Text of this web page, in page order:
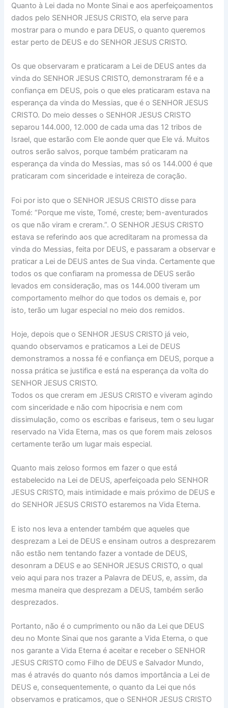
Quanto à Lei dada no Monte Sinai e aos aperfeiçoamentos
dados pelo SENHOR JESUS CRISTO, ela serve para
mostrar para o mundo e para DEUS, o quanto queremos
estar perto de DEUS e do SENHOR JESUS CRISTO.
Os que observaram e praticaram a Lei de DEUS antes da
vinda do SENHOR JESUS CRISTO, demonstraram fé e a
confiança em DEUS, pois o que eles praticaram estava na
esperança da vinda do Messias, que é o SENHOR JESUS
CRISTO. Do meio desses o SENHOR JESUS CRISTO
separou 144.000, 12.000 de cada uma das 12 tribos de
Israel, que estarão com Ele aonde quer que Ele vá. Muitos
outros serão salvos, porque também praticaram na
esperança da vinda do Messias, mas só os 144.000 é que
praticaram com sinceridade e inteireza de coração.
Foi por isto que o SENHOR JESUS CRISTO disse para
Tomé: “Porque me viste, Tomé, creste; bem-aventurados
os que não viram e creram.”. O SENHOR JESUS CRISTO
estava se referindo aos que acreditaram na promessa da
vinda do Messias, feita por DEUS, e passaram a observar e
praticar a Lei de DEUS antes de Sua vinda. Certamente que
todos os que confiaram na promessa de DEUS serão
levados em consideração, mas os 144.000 tiveram um
comportamento melhor do que todos os demais e, por
isto, terão um lugar especial no meio dos remidos.
Hoje, depois que o SENHOR JESUS CRISTO já veio,
quando observamos e praticamos a Lei de DEUS
demonstramos a nossa fé e confiança em DEUS, porque a
nossa prática se justifica e está na esperança da volta do
SENHOR JESUS CRISTO.
Todos os que creram em JESUS CRISTO e viveram agindo
com sinceridade e não com hipocrisia e nem com
dissimulação, como os escribas e fariseus, tem o seu lugar
reservado na Vida Eterna, mas os que forem mais zelosos
certamente terão um lugar mais especial.
Quanto mais zeloso formos em fazer o que está
estabelecido na Lei de DEUS, aperfeiçoada pelo SENHOR
JESUS CRISTO, mais intimidade e mais próximo de DEUS e
do SENHOR JESUS CRISTO estaremos na Vida Eterna.
E isto nos leva a entender também que aqueles que
desprezam a Lei de DEUS e ensinam outros a desprezarem
não estão nem tentando fazer a vontade de DEUS,
desonram a DEUS e ao SENHOR JESUS CRISTO, o qual
veio aqui para nos trazer a Palavra de DEUS, e, assim, da
mesma maneira que desprezam a DEUS, também serão
desprezados.
Portanto, não é o cumprimento ou não da Lei que DEUS
deu no Monte Sinai que nos garante a Vida Eterna, o que
nos garante a Vida Eterna é aceitar e receber o SENHOR
JESUS CRISTO como Filho de DEUS e Salvador Mundo,
mas é através do quanto nós damos importância a Lei de
DEUS e, consequentemente, o quanto da Lei que nós
observamos e praticamos, que o SENHOR JESUS CRISTO